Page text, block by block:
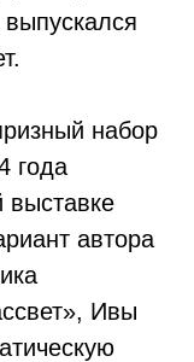
набор
года
автора
Ивы